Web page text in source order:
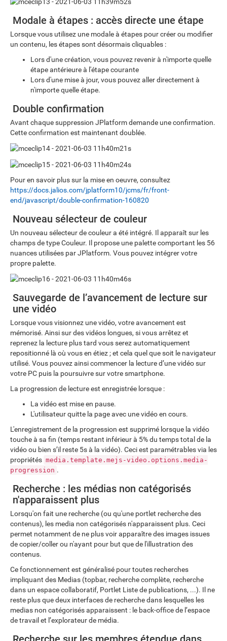
Modale à étapes : accès directe une étape
Lorsque vous utilisez une modale à étapes pour créer ou modifier
un contenu, les étapes sont désormais cliquables :
Lors d'une création, vous pouvez revenir à n'importe quelle
étape antérieure à l'étape courante
Lors d'une mise à jour, vous pouvez aller directement à
n'importe quelle étape.
Double confirmation
Avant chaque suppression JPlatform demande une confirmation.
Cette confirmation est maintenant doublée.
Pour en savoir plus sur la mise en oeuvre, consultez
https://docs.jalios.com/jplatform10/jcms/fr/front-
end/javascript/double-confirmation-160820
Nouveau sélecteur de couleur
Un nouveau sélecteur de couleur a été intégré. Il apparaît sur les
champs de type Couleur. Il propose une palette comportant les 56
nuances utilisées par JPlatform. Vous pouvez intégrer votre
propre palette.
Sauvegarde de l’avancement de lecture sur
une vidéo
Lorsque vous visionnez une vidéo, votre avancement est
mémorisé. Ainsi sur des vidéos longues, si vous arrêtez et
reprenez la lecture plus tard vous serez automatiquement
repositionné là où vous en étiez ; et cela quel que soit le navigateur
utilisé. Vous pouvez ainsi commencer la lecture d’une vidéo sur
votre PC puis la poursuivre sur votre smartphone.
La progression de lecture est enregistrée lorsque :
La vidéo est mise en pause.
L'utilisateur quitte la page avec une vidéo en cours.
L'enregistrement de la progression est supprimé lorsque la vidéo
touche à sa fin (temps restant inférieur à 5% du temps total de la
vidéo ou bien s’il reste 5s à la vidéo). Ceci est paramétrables via les
propriétés media.template.mejs-video.options.media-
progression .
Recherche : les médias non catégorisés
n'apparaissent plus
Lorsqu'on fait une recherche (ou qu'une portlet recherche des
contenus), les media non catégorisés n'apparaissent plus. Ceci
permet notamment de ne plus voir apparaître des images issues
de copier/coller ou n'ayant pour but que de l'illustration des
contenus.
Ce fonctionnement est généralisé pour toutes recherches
impliquant des Medias (topbar, recherche complète, recherche
dans un espace collaboratif, Portlet Liste de publications, ...). Il ne
reste plus que deux interfaces de recherche dans lesquelles les
medias non catégorisés apparaissent : le back-office de l’espace
de travail et l’explorateur de média.